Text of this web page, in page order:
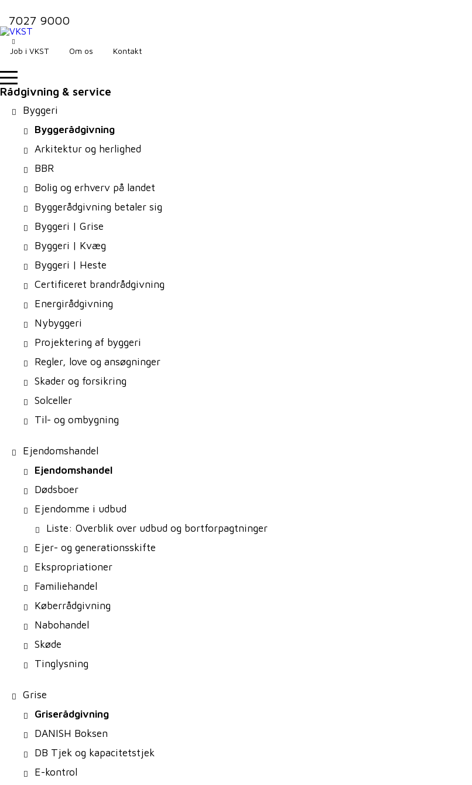
7027 9000
Job i VKST Om os Kontakt
Rådgivning & service
Byggeri
Byggerådgivning
Arkitektur og herlighed
BBR
Bolig og erhverv på landet
Byggerådgivning betaler sig
Byggeri | Grise
Byggeri | Kvæg
Byggeri | Heste
Certificeret brandrådgivning
Energirådgivning
Nybyggeri
Projektering af byggeri
Regler, love og ansøgninger
Skader og forsikring
Solceller
Til- og ombygning
Ejendomshandel
Ejendomshandel
Dødsboer
Ejendomme i udbud
Liste: Overblik over udbud og bortforpagtninger
Ejer- og generationsskifte
Ekspropriationer
Familiehandel
Køberrådgivning
Nabohandel
Skøde
Tinglysning
Grise
Griserådgivning
DANISH Boksen
DB Tjek og kapacitetstjek
E-kontrol